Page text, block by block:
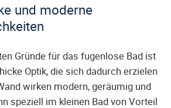
und moderne
Gründe für das fugenlose Bad ist
Optik, die sich dadurch erzielen
wirken modern, geräumig und
speziell im kleinen Bad von Vorteil